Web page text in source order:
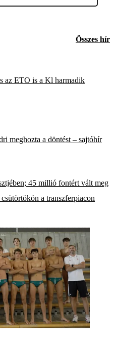
Összes hír
az ETO is a Kl harmadik
meghozta a döntést – sajtóhír
45 millió fontért vált meg
a transzferpiacon